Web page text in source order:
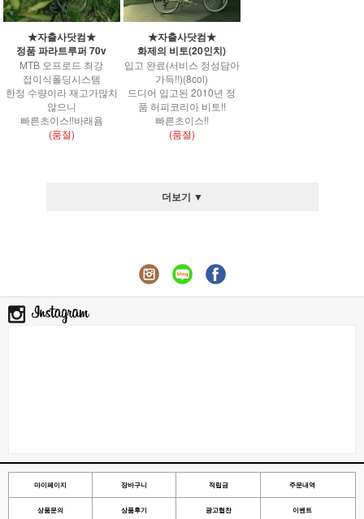
★자출사닷컴★
정품 파라트루퍼 70v
MTB 오프로드 최강
접이식폴딩시스템
한정 수량이라 재고가많치
않으니
빠른초이스!!바래욤
(품절)
★자출사닷컴★
화제의 비토(20인치)
입고 완료(서비스 정성담아
가득!!)(8col)
드디어 입고된 2010년 정
품 허피코리아 비토!!
빠른초이스!!
(품절)
더보기 ▼
마이페이지 장바구니 적립금 주문내역
상품문의 상품후기 광고협찬 이벤트